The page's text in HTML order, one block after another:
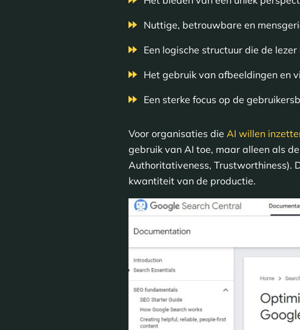
Nuttige, betrouwbare en
Een logische structuur die de
Het gebruik van afbeeldingen en
Een sterke focus op de
Voor organisaties die AI willen
gebruik van AI toe, maar alleen als
Authoritativeness, Trustworthiness).
kwantiteit van de productie.